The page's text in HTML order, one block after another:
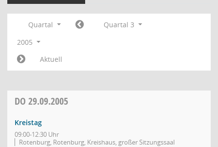
Quartal
Quartal 3
2005
Aktuell
DO 29.09.2005
Kreistag
09:00-12:30 Uhr
Rotenburg, Rotenburg, Kreishaus, großer Sitzungssaal